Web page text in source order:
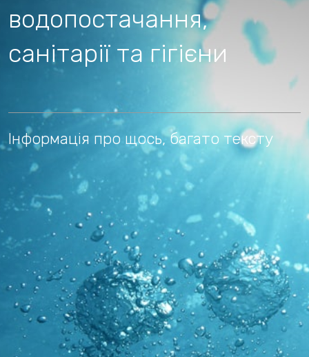
водопостачання,
санітарії та гігієни
Інформація про щось, багато тексту